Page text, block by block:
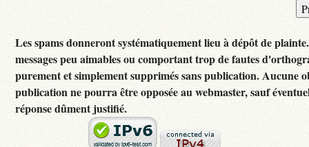
Les spams donneront systématiquement lieu à dépôt de
messages peu aimables ou comportant trop de fautes
purement et simplement supprimés sans publication. Aucune
publication ne pourra être opposée au webmaster, sauf
réponse dûment justifié.